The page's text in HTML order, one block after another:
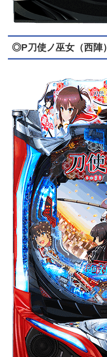
◎P刀使ノ巫女（西陣）